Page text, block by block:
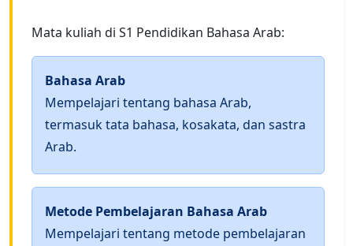
Mata kuliah di S1 Pendidikan Bahasa Arab:
Bahasa Arab
Mempelajari tentang bahasa Arab,
termasuk tata bahasa, kosakata, dan sastra
Arab.
Metode Pembelajaran Bahasa Arab
Mempelajari tentang metode pembelajaran